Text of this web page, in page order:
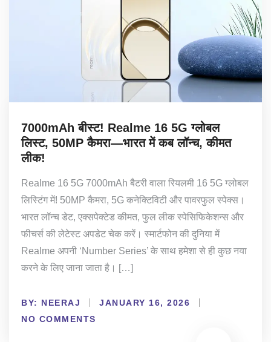
7000mAh बीस्ट! Realme 16 5G ग्लोबल
लिस्ट, 50MP कैमरा—भारत में कब लॉन्च, कीमत
लीक!
Realme 16 5G 7000mAh बैटरी वाला रियलमी 16 5G ग्लोबल
लिस्टिंग में! 50MP कैमरा, 5G कनेक्टिविटी और पावरफुल स्पेक्स।
भारत लॉन्च डेट, एक्सपेक्टेड कीमत, फुल लीक स्पेसिफिकेशन्स और
फीचर्स की लेटेस्ट अपडेट चेक करें। स्मार्टफोन की दुनिया में
Realme अपनी ‘Number Series’ के साथ हमेशा से ही कुछ नया
करने के लिए जाना जाता है। […]
BY: NEERAJ
JANUARY 16, 2026
NO COMMENTS